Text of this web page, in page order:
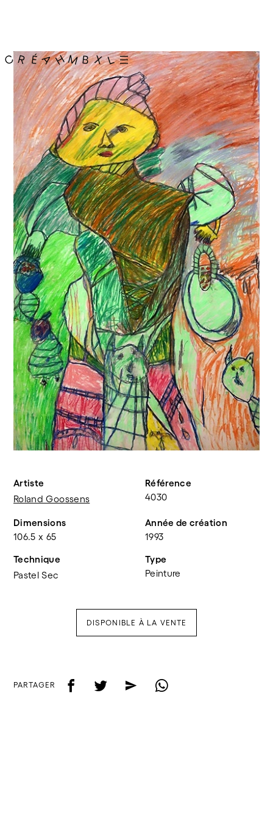
Artiste
Roland Goossens
Référence
4030
Dimensions
106.5 x 65
Année de création
1993
Technique
Pastel Sec
Type
Peinture
DISPONIBLE À LA VENTE
PARTAGER f t e w